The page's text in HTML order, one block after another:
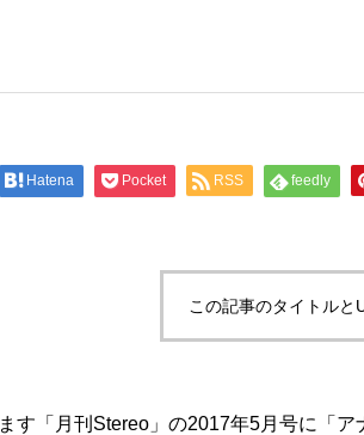
Hatena Pocket RSS feedly
この記事のタイトルと
す 「月刊Stereo」 の2017年5月号に 「